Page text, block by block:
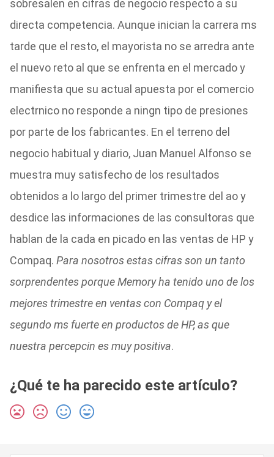
sobresalen en cifras de negocio respecto a su
directa competencia. Aunque inician la carrera ms
tarde que el resto, el mayorista no se arredra ante
el nuevo reto al que se enfrenta en el mercado y
manifiesta que su actual apuesta por el comercio
electrnico no responde a ningn tipo de presiones
por parte de los fabricantes. En el terreno del
negocio habitual y diario, Juan Manuel Alfonso se
muestra muy satisfecho de los resultados
obtenidos a lo largo del primer trimestre del ao y
desdice las informaciones de las consultoras que
hablan de la cada en picado en las ventas de HP y
Compaq. Para nosotros estas cifras son un tanto
sorprendentes porque Memory ha tenido uno de los
mejores trimestre en ventas con Compaq y el
segundo ms fuerte en productos de HP, as que
nuestra percepcin es muy positiva.
¿Qué te ha parecido este artículo?